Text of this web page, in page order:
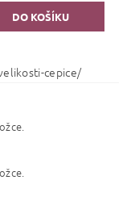
cepice/